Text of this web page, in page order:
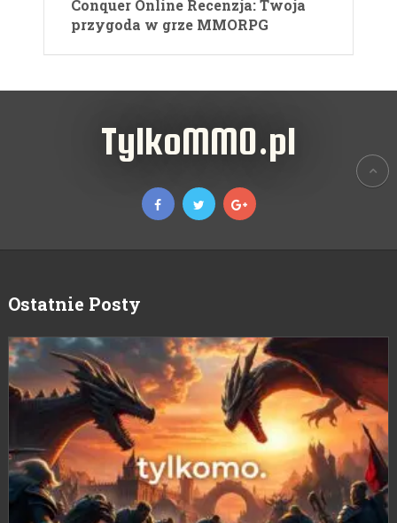
Conquer Online Recenzja: Twoja
przygoda w grze MMORPG
TylkoMMO.pl
Ostatnie Posty